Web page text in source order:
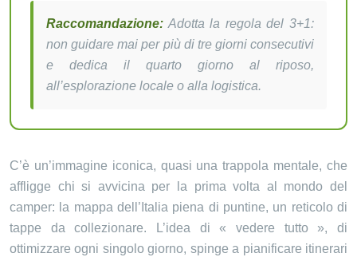
Raccomandazione: Adotta la regola del 3+1:
non guidare mai per più di tre giorni consecutivi
e dedica il quarto giorno al riposo,
all’esplorazione locale o alla logistica.
C’è un’immagine iconica, quasi una trappola mentale, che
affligge chi si avvicina per la prima volta al mondo del
camper: la mappa dell’Italia piena di puntine, un reticolo di
tappe da collezionare. L’idea di « vedere tutto », di
ottimizzare ogni singolo giorno, spinge a pianificare itinerari